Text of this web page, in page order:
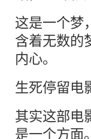
这是一个梦
含着无数
内心。
生死停留电
其实这部电
是一个方面